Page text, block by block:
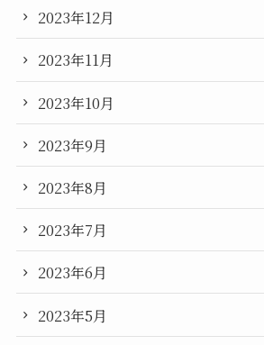
2023年12月
2023年11月
2023年10月
2023年9月
2023年8月
2023年7月
2023年6月
2023年5月